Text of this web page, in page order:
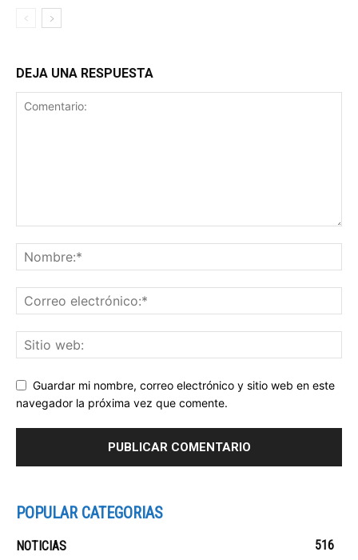
DEJA UNA RESPUESTA
Guardar mi nombre, correo electrónico y sitio web en este
navegador la próxima vez que comente.
POPULAR CATEGORIAS
NOTICIAS
516